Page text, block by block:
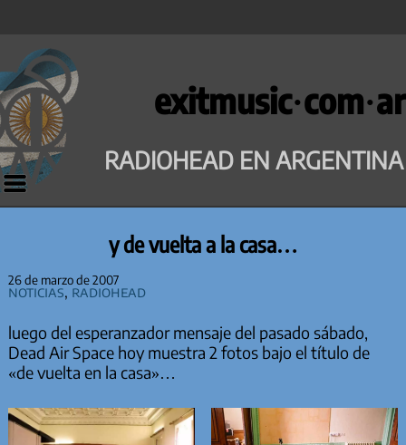
Saltar
al
contenido
exitmusic·com·ar
RADIOHEAD EN ARGENTINA
y de vuelta a la casa…
26 de marzo de 2007
Noticias, Radiohead
luego del esperanzador mensaje del pasado sábado,
Dead Air Space hoy muestra 2 fotos bajo el título de
«de vuelta en la casa»…